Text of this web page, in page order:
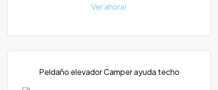
Ver ahora!
Peldaño elevador Camper ayuda techo